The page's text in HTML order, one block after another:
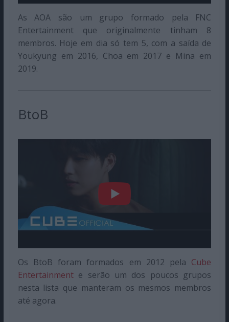
As AOA são um grupo formado pela FNC
Entertainment que originalmente tinham 8
membros. Hoje em dia só tem 5, com a saída de
Youkyung em 2016, Choa em 2017 e Mina em
2019.
BtoB
Os BtoB foram formados em 2012 pela Cube
Entertainmente serão um dos poucos grupos
nesta lista que manteram os mesmos membros
até agora.